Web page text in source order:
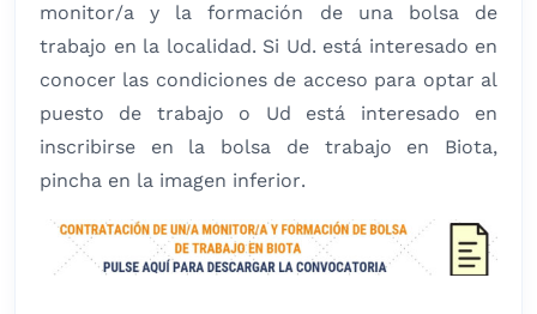
monitor/a y la formación de una bolsa de
trabajo en la localidad. Si Ud. está interesado en
conocer las condiciones de acceso para optar al
puesto de trabajo o Ud está interesado en
inscribirse en la bolsa de trabajo en Biota,
pincha en la imagen inferior.